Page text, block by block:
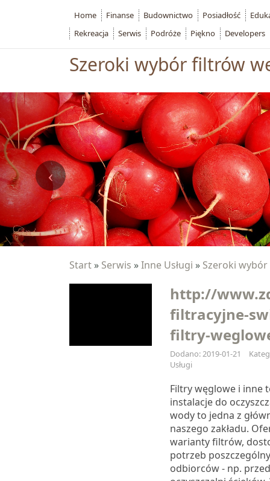
Szeroki wybór filtrów
Start » Serwis »Inne Usługi » Szeroki
http://
filtracyjne-
filtry-
Dodano: 2019-01-21
Usługi
Filtry węglowe i inne
instalacje do
wody to jedna z
naszego zakładu.
warianty filtrów,
potrzeb
odbiorców - np.
Home Finanse Budownictwo Posiadłość
Rekreacja
Serwis Podróże Piękno Developers